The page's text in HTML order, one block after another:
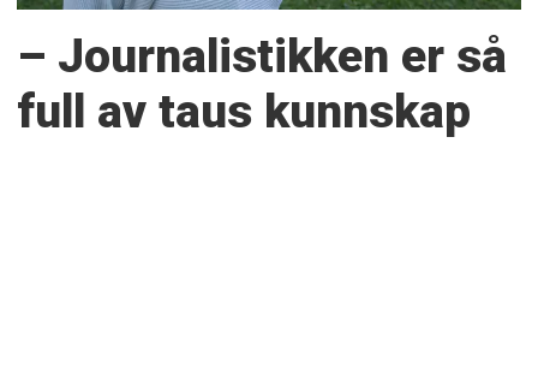
– Journalistikken er så
full av taus kunnskap